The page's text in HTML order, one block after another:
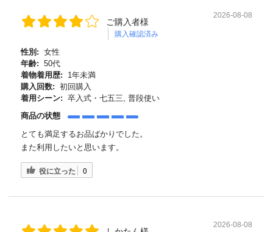
ご購入者様
購入確認済み
2026-08-08
性別: 女性
年齢: 50代
着物着用歴:
1年未満
購入回数: 初回購入
着用シーン: 卒入式・七五三, 普段使い
商品の状態
とても満足するお品ばかりでした。
また利用したいと思います。
役に立った 0
2026-08-08